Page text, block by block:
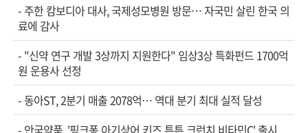
-주한 캄보디아 대사, 국제성모병원 방문… 자국민 살린 한국 의
료에 감사
- "신약 연구 개발 3상까지 지원한다" 임상3상 특화펀드 1700억
원 운용사 선정
-동아ST, 2분기 매출 2078억… 역대 분기 최대 실적 달성
- 안국약품, '핑크퐁 아기상어 키즈 튼튼 크런치 비타민C' 출시